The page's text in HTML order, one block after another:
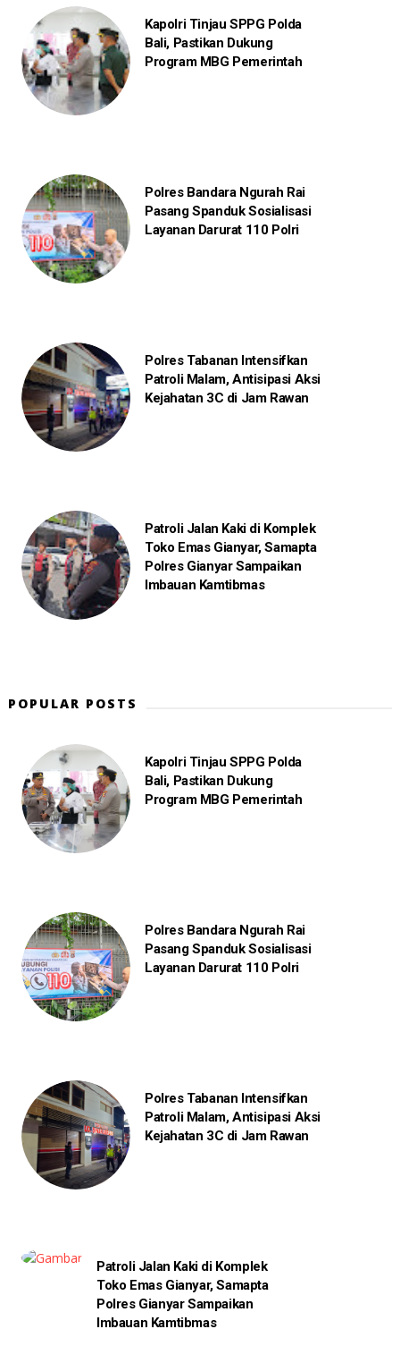
Kapolri Tinjau SPPG Polda
Bali, Pastikan Dukung
Program MBG Pemerintah
Polres Bandara Ngurah Rai
Pasang Spanduk Sosialisasi
Layanan Darurat 110 Polri
Polres Tabanan Intensifkan
Patroli Malam, Antisipasi Aksi
Kejahatan 3C di Jam Rawan
Patroli Jalan Kaki di Komplek
Toko Emas Gianyar, Samapta
Polres Gianyar Sampaikan
Imbauan Kamtibmas
POPULAR POSTS
Kapolri Tinjau SPPG Polda
Bali, Pastikan Dukung
Program MBG Pemerintah
Polres Bandara Ngurah Rai
Pasang Spanduk Sosialisasi
Layanan Darurat 110 Polri
Polres Tabanan Intensifkan
Patroli Malam, Antisipasi Aksi
Kejahatan 3C di Jam Rawan
Patroli Jalan Kaki di Komplek
Toko Emas Gianyar, Samapta
Polres Gianyar Sampaikan
Imbauan Kamtibmas